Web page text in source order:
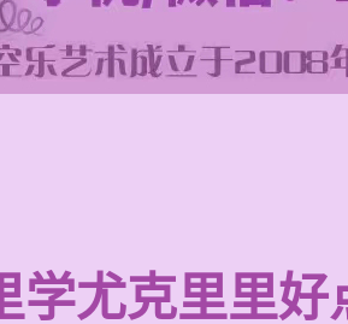
学尤克里里好